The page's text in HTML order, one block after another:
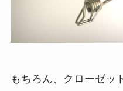
もちろん、クローゼッ